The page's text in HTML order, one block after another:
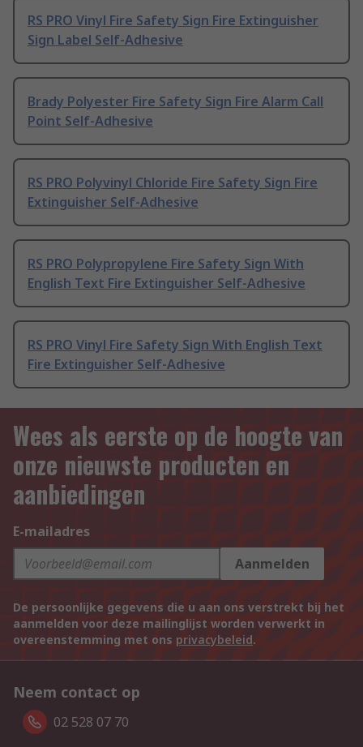
RS PRO Vinyl Fire Safety Sign Fire Extinguisher
Sign Label Self-Adhesive
Brady Polyester Fire Safety Sign Fire Alarm Call
Point Self-Adhesive
RS PRO Polyvinyl Chloride Fire Safety Sign Fire
Extinguisher Self-Adhesive
RS PRO Polypropylene Fire Safety Sign With
English Text Fire Extinguisher Self-Adhesive
RS PRO Vinyl Fire Safety Sign With English Text
Fire Extinguisher Self-Adhesive
Wees als eerste op de hoogte van
onze nieuwste producten en
aanbiedingen
E-mailadres
Aanmelden
De persoonlijke gegevens die u aan ons verstrekt bij het
aanmelden voor deze mailinglijst worden verwerkt in
overeenstemming met ons privacybeleid.
Neem contact op
02 528 07 70